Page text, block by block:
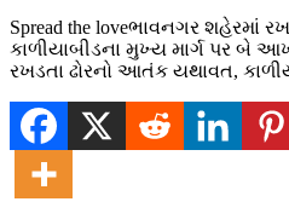
Spread the loveભાવનગર શહેરમાં
કાળીયાબીડના મુખ્ય માર્ગ પર બે
રખડતા ઢોરનો આતંક યથાવત,